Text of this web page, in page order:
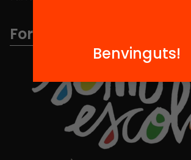
Formem part de...
Benvinguts!